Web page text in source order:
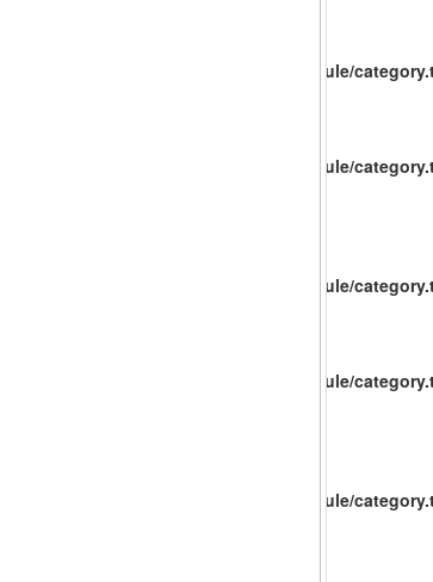
baueco/template/extension/module/
baueco/template/extension/module/
baueco/template/extension/module/
baueco/template/extension/module/
baueco/template/extension/module/